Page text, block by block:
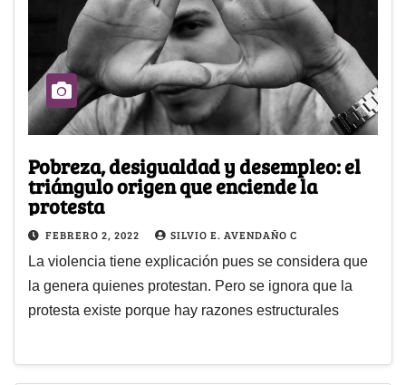
Pobreza, desigualdad y desempleo: el
triángulo origen que enciende la
protesta
FEBRERO 2, 2022 SILVIO E. AVENDAÑO C
La violencia tiene explicación pues se considera que
la genera quienes protestan. Pero se ignora que la
protesta existe porque hay razones estructurales